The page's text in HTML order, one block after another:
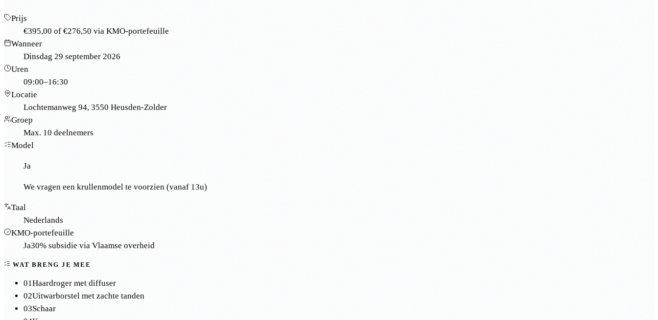
Prijs
€395,00 of €276,50 via KMO-portefeuille
Wanneer
Dinsdag 29 september 2026
Uren
09:00–16:30
Locatie
Lochtemanweg 94, 3550 Heusden-Zolder
Groep
Max. 10 deelnemers
Model
Ja
We vragen een krullenmodel te voorzien (vanaf 13u)
Taal
Nederlands
KMO-portefeuille
Ja30% subsidie via Vlaamse overheid
WAT BRENG JE MEE
01Haardroger met diffuser
02Uitwarborstel met zachte tanden
03Schaar